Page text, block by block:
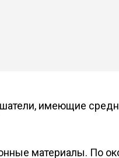
имеющие
материалы. По